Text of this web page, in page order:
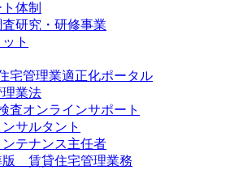
体制
査研究・研修事業
ト
宅管理業適正化ポータル
業法
査オンラインサポート
サルタント
テナンス主任者
版 賃貸住宅管理業務